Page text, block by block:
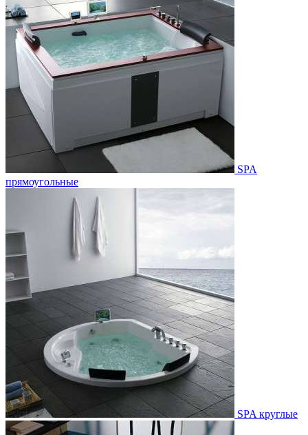
SPA
прямоугольные
SPA круглые